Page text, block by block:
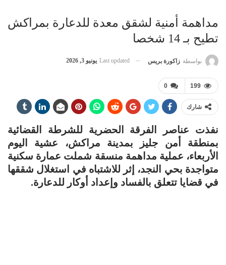
مداهمة أمنية لشقق معدة للدعارة بمراكش
تطيح بـ 14 شخصا
بواسطة زاكورة بريس Last updated يونيو 3, 2026
0 199
شارك
نفذت عناصر الفرقة الحضرية للشرطة القضائية
بمنطقة أمن جليز بمدينة مراكش، عشية اليوم
الأربعاء، عملية مداهمة منسقة شملت عمارة سكنية
متواجدة بحي النجد، إثر للاشتباه في استغلال شققها
في قضايا تتعلق بالفساد وإعداد أوكار للدعارة.